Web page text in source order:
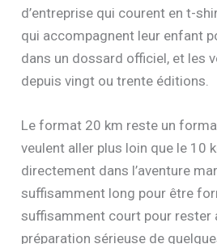
d’entreprise qui courent en t-
qui accompagnent leur enfant
dans un dossard officiel, et les
depuis vingt ou trente éditions.
Le format 20 km reste un
veulent aller plus loin que le 10
directement dans l’aventure
suffisamment long pour être
suffisamment court pour rester
préparation sérieuse de